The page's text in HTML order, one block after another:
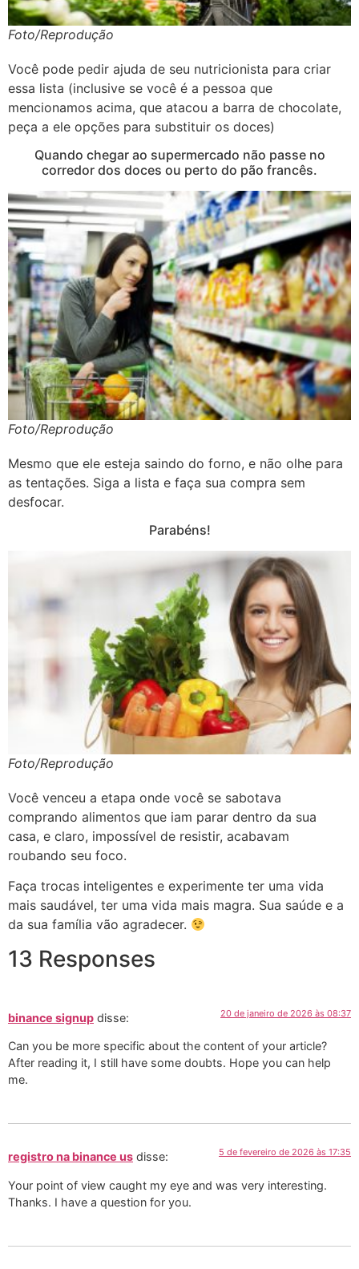
Foto/Reprodução
Você pode pedir ajuda de seu nutricionista para criar
essa lista (inclusive se você é a pessoa que
mencionamos acima, que atacou a barra de chocolate,
peça a ele opções para substituir os doces)
Quando chegar ao supermercado não passe no
corredor dos doces ou perto do pão francês.
Foto/Reprodução
Mesmo que ele esteja saindo do forno, e não olhe para
as tentações. Siga a lista e faça sua compra sem
desfocar.
Parabéns!
Foto/Reprodução
Você venceu a etapa onde você se sabotava
comprando alimentos que iam parar dentro da sua
casa, e claro, impossível de resistir, acabavam
roubando seu foco.
Faça trocas inteligentes e experimente ter uma vida
mais saudável, ter uma vida mais magra. Sua saúde e a
da sua família vão agradecer.
13 Responses
binance signup disse: 20 de janeiro de 2026 às 08:37
Can you be more specific about the content of your article?
After reading it, I still have some doubts. Hope you can help
me.
registro na binance us disse: 5 de fevereiro de 2026 às 17:35
Your point of view caught my eye and was very interesting.
Thanks. I have a question for you.